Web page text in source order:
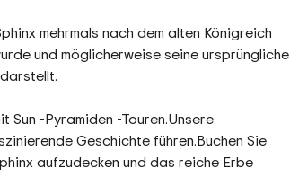
mehrmals nach dem alten Königreich
und möglicherweise seine ursprüngliche
Sun -Pyramiden -Touren.Unsere
Geschichte führen.Buchen Sie
aufzudecken und das reiche Erbe